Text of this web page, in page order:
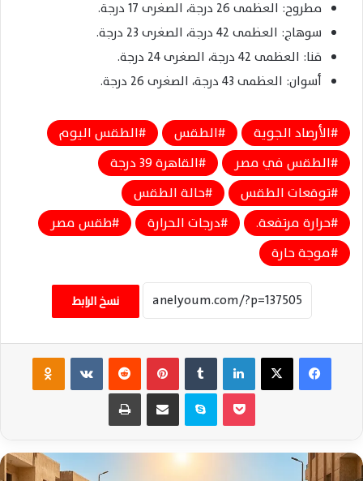
مطروح: العظمى 26 درجة، الصغرى 17 درجة.
سوهاج: العظمى 42 درجة، الصغرى 23 درجة.
قنا: العظمى 42 درجة، الصغرى 24 درجة.
أسوان: العظمى 43 درجة، الصغرى 26 درجة.
الأرصاد الجوية الطقس
الطقس اليوم
الطقس في مصر
القاهرة 39 درجة
توقعات الطقس
حالة الطقس
حرارة مرتفعة.
درجات الحرارة
طقس مصر
موجة حارة
نسخ الرابط
فيسبوك ‫X لينكدإن بينتيريست ‏VKontakte
سكايب مشاركة عبر البريد طباعة